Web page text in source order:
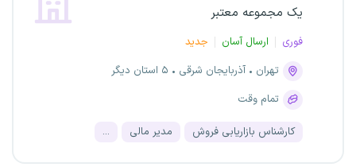
یک مجموعه معتبر
فوری ارسال آسان
جدید
تهران
آذربایجان شرقی
۵ استان دیگر
تمام وقت
کارشناس بازاریابی فروش مدیر مالی ...